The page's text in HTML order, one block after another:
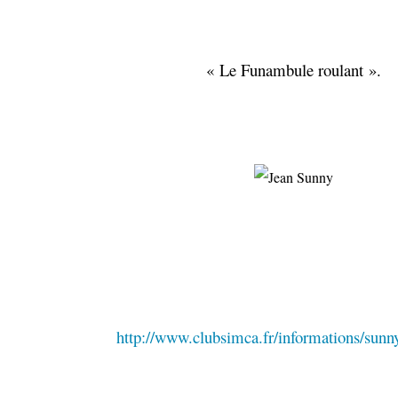
« Le Funambule roulant ».
http://www.clubsimca.fr/informations/